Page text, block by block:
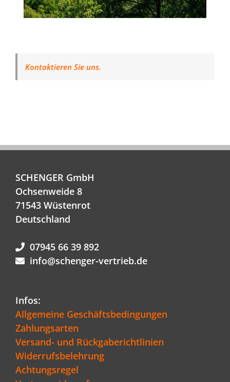
Kontaktieren Sie uns.
SCHENGER GmbH
Ochsenweide 8
71543 Wüstenrot
Deutschland
07945 66 39 892
info@schenger-vertrieb.de
Infos:
Allgemeine Geschäftsbedingungen
Zahlungsarten
Versand- und Rückgaberichtlinien
Widerrufsbelehrung
Achtungsregel